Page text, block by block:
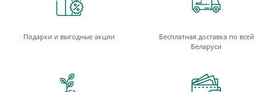
Подарки и выгодные акции
Бесплатная доставка по всей
Беларуси